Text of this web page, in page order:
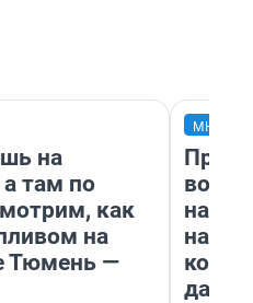
на
а там по
как
на
Тюмень —
нам
даже